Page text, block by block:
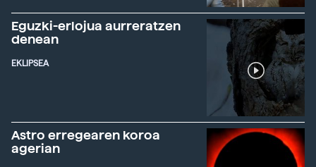
Eguzki-erlojua aurreratzen
denean
EKLIPSEA
Astro erregearen koroa
agerian